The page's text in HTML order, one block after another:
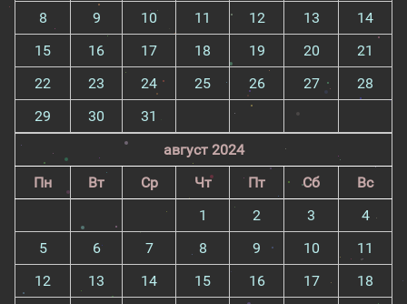
8
9 10 11 12 13
14
15
16 17 18 19 20
21
22
23 24 25 26 27
28
29
30
31
август 2024
Пн
Вт Ср Чт Пт Сб
Вс
1
2 3
4
5
6 7 8 9 10
11
12
13 14 15 16 17
18